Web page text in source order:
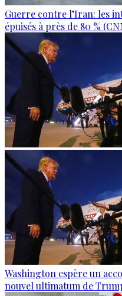
Guerre contre l’Iran: les
épuisés à près de 80 %
Washington espère un
nouvel ultimatum de